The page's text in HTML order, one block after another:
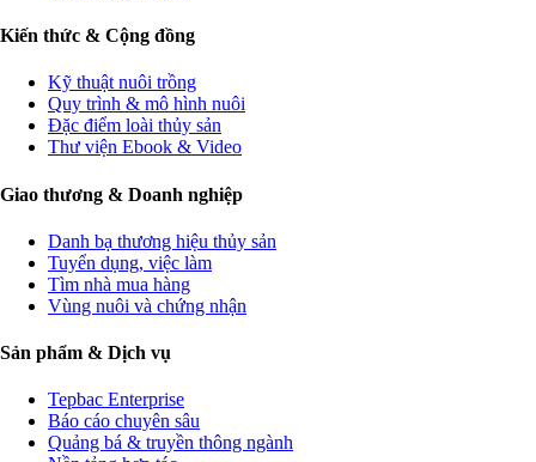
Kiến thức & Cộng đồng
Kỹ thuật nuôi trồng
Quy trình & mô hình nuôi
Đặc điểm loài thủy sản
Thư viện Ebook & Video
Giao thương & Doanh nghiệp
Danh bạ thương hiệu thủy sản
Tuyển dụng, việc làm
Tìm nhà mua hàng
Vùng nuôi và chứng nhận
Sản phẩm & Dịch vụ
Tepbac Enterprise
Báo cáo chuyên sâu
Quảng bá & truyền thông ngành